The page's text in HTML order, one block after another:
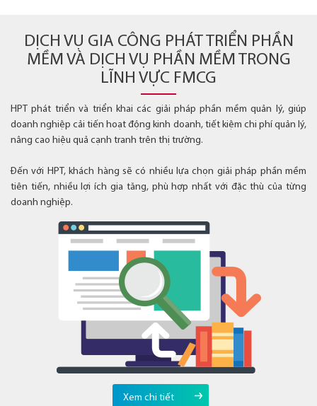
DỊCH VỤ GIA CÔNG PHÁT TRIỂN PHẦN
MỀM VÀ DỊCH VỤ PHẦN MỀM TRONG
LĨNH VỰC FMCG
HPT phát triển và triển khai các giải pháp phần mềm quản lý, giúp
doanh nghiệp cải tiến hoạt động kinh doanh, tiết kiệm chi phí quản lý,
nâng cao hiệu quả cạnh tranh trên thị trường.
Đến với HPT, khách hàng sẽ có nhiều lựa chọn giải pháp phần mềm
tiên tiến, nhiều lợi ích gia tăng, phù hợp nhất với đặc thù của từng
doanh nghiệp.
Xem chi tiết